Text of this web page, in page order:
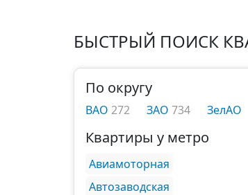
БЫСТРЫЙ ПОИСК
По округу
ВАО 272 ЗАО 734 ЗелАО
Квартиры у метро
Авиамоторная
Автозаводская